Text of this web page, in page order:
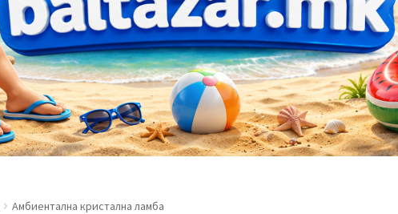
Амбиентална кристална ламба